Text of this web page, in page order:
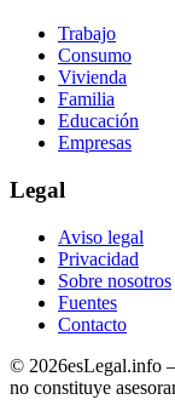
Trabajo
Consumo
Vivienda
Familia
Educación
Empresas
Legal
Aviso legal
Privacidad
Sobre nosotros
Fuentes
Contacto
© 2026esLegal.info
no constituye